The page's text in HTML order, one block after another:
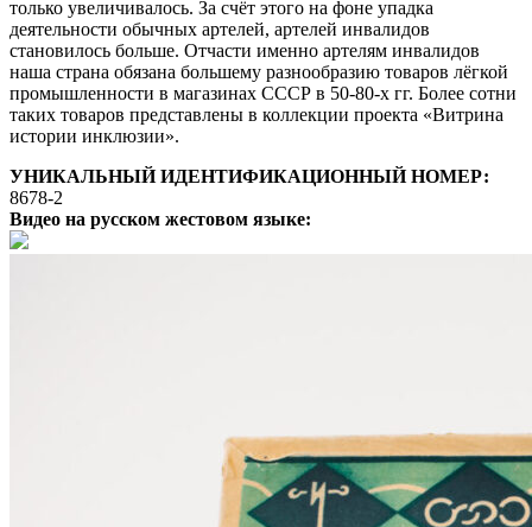
только увеличивалось. За счёт этого на фоне упадка
деятельности обычных артелей, артелей инвалидов
становилось больше. Отчасти именно артелям инвалидов
наша страна обязана большему разнообразию товаров лёгкой
промышленности в магазинах СССР в 50-80-х гг. Более сотни
таких товаров представлены в коллекции проекта «Витрина
истории инклюзии».
УНИКАЛЬНЫЙ ИДЕНТИФИКАЦИОННЫЙ НОМЕР:
8678-2
Видео на русском жестовом языке: